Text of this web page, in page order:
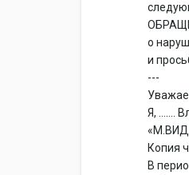
о
и
---
Я, .......
Копия
В